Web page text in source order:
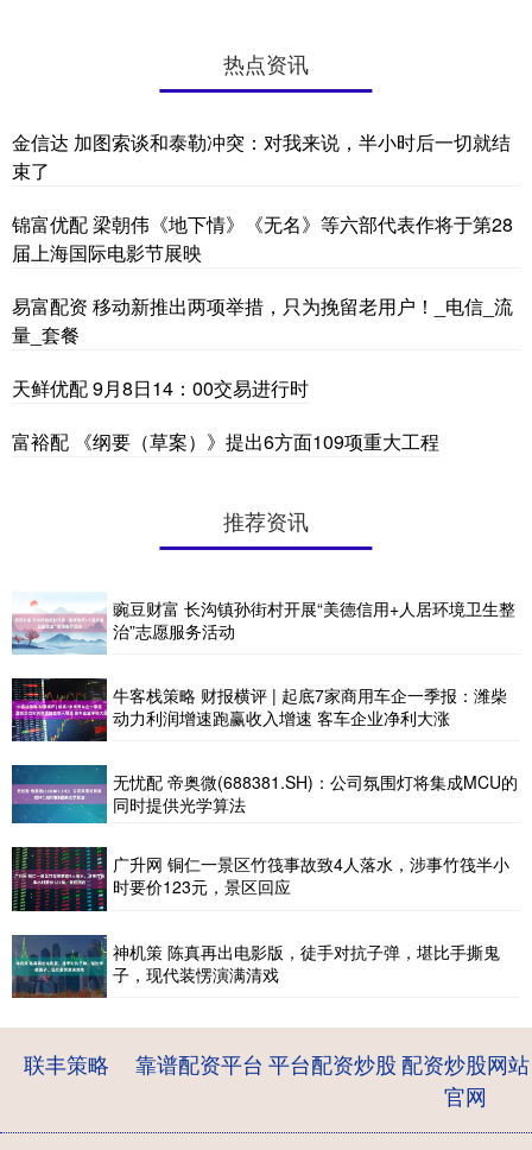
热点资讯
金信达 加图索谈和泰勒冲突：对我来说，半小时后一切就结
束了
锦富优配 梁朝伟《地下情》《无名》等六部代表作将于第28
届上海国际电影节展映
易富配资 移动新推出两项举措，只为挽留老用户！_电信_流
量_套餐
天鲜优配 9月8日14：00交易进行时
富裕配 《纲要（草案）》提出6方面109项重大工程
推荐资讯
豌豆财富 长沟镇孙街村开展“美德信用+人居环境卫生整
治”志愿服务活动
牛客栈策略 财报横评 | 起底7家商用车企一季报：潍柴
动力利润增速跑赢收入增速 客车企业净利大涨
无忧配 帝奥微(688381.SH)：公司氛围灯将集成MCU的
同时提供光学算法
广升网 铜仁一景区竹筏事故致4人落水，涉事竹筏半小
时要价123元，景区回应
神机策 陈真再出电影版，徒手对抗子弹，堪比手撕鬼
子，现代装愣演满清戏
联丰策略 靠谱配资平台 平台配资炒股配资炒股网站
官网